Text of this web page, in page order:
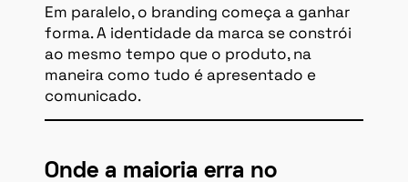
Em paralelo, o branding começa a ganhar
forma. A identidade da marca se constrói
ao mesmo tempo que o produto, na
maneira como tudo é apresentado e
comunicado.
Onde a maioria erra no